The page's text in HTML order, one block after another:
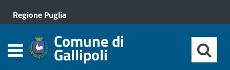
Regione Puglia
Comune di
Gallipoli